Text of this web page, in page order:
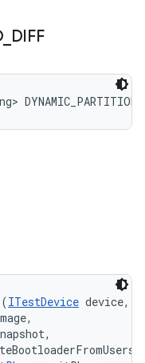
_ DIFF
ITestDevice device,